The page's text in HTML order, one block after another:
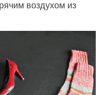
воздухом из